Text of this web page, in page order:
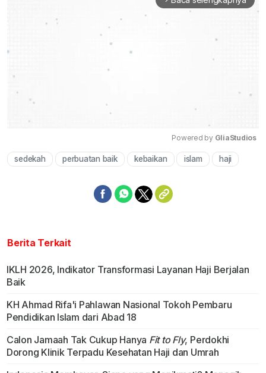
Mute
Powered by GliaStudios
sedekah perbuatan baik kebaikan islam haji
Berita Terkait
IKLH 2026, Indikator Transformasi Layanan Haji Berjalan
Baik
KH Ahmad Rifa'i Pahlawan Nasional Tokoh Pembaru
Pendidikan Islam dari Abad 18
Calon Jamaah Tak Cukup Hanya Fit to Fly, Perdokhi
Dorong Klinik Terpadu Kesehatan Haji dan Umrah